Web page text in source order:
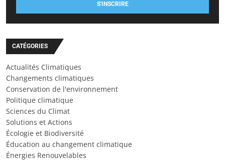
S'INSCRIRE
CATÉGORIES
Actualités Climatiques
Changements climatiques
Conservation de l'environnement
Politique climatique
Sciences du Climat
Solutions et Actions
Écologie et Biodiversité
Éducation au changement climatique
Énergies Renouvelables